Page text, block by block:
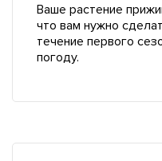
Ваше растение
что вам нужно
течение первого
погоду.